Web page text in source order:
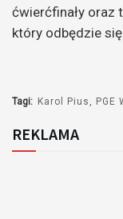
ćwierćfinały oraz
który odbędzie
Tagi: Karol Pius PGE
REKLAMA